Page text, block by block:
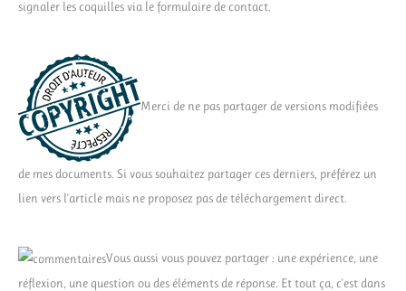
signaler les coquilles via le formulaire de contact.
Merci de ne pas partager de versions modifiées
de mes documents. Si vous souhaitez partager ces derniers, préférez un
lien vers l'article mais ne proposez pas de téléchargement direct.
Vous aussi vous pouvez partager : une expérience, une
réflexion, une question ou des éléments de réponse. Et tout ça, c'est dans